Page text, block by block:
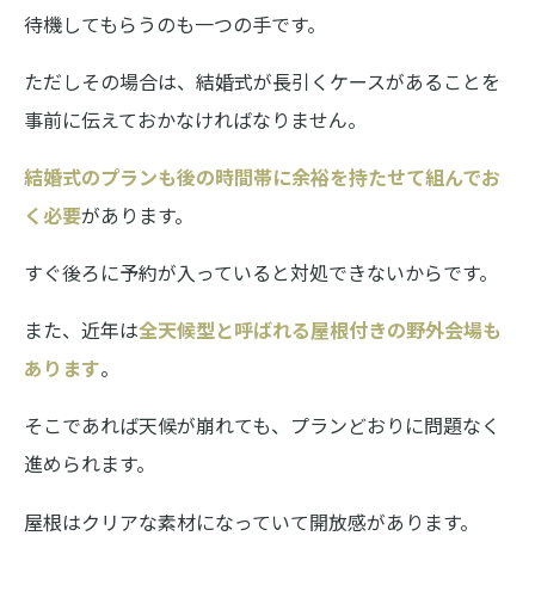
待機してもらうのも一つの手です。
ただしその場合は、結婚式が長引くケースがあることを
事前に伝えておかなければなりません。
結婚式のプランも後の時間帯に余裕を持たせて組んでお
く必要があります。
すぐ後ろに予約が入っていると対処できないからです。
また、近年は全天候型と呼ばれる屋根付きの野外会場も
あります。
そこであれば天候が崩れても、プランどおりに問題なく
進められます。
屋根はクリアな素材になっていて開放感があります。